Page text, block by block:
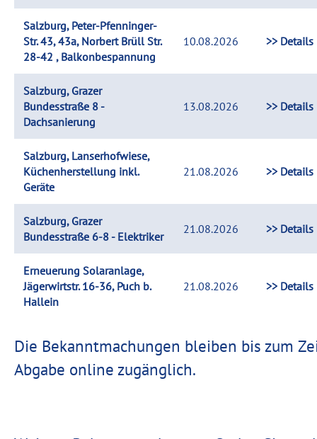
Salzburg, Peter-Pfenninger-
Str. 43, 43a, Norbert Brüll Str.
28-42 , Balkonbespannung
10.08.2026 >> Details
Salzburg, Grazer
Bundesstraße 8 -
Dachsanierung
13.08.2026 >> Details
Salzburg, Lanserhofwiese,
Küchenherstellung inkl.
Geräte
21.08.2026 >> Details
Salzburg, Grazer
Bundesstraße 6-8 - Elektriker
21.08.2026 >> Details
Erneuerung Solaranlage,
Jägerwirtstr. 16-36, Puch b.
Hallein
21.08.2026 >> Details
Die Bekanntmachungen bleiben bis zum
Abgabe online zugänglich.